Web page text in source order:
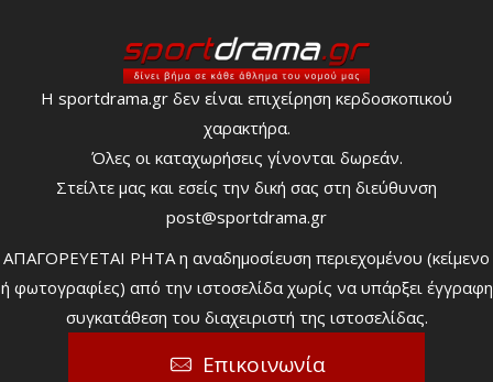
Η sportdrama.gr δεν είναι επιχείρηση κερδοσκοπικού
χαρακτήρα.
Όλες οι καταχωρήσεις γίνονται δωρεάν.
Στείλτε μας και εσείς την δική σας στη διεύθυνση
post@sportdrama.gr
ΑΠΑΓΟΡΕΥΕΤΑΙ ΡΗΤΑ η αναδημοσίευση περιεχομένου (κείμενο
ή φωτογραφίες) από την ιστοσελίδα χωρίς να υπάρξει έγγραφη
συγκατάθεση του διαχειριστή της ιστοσελίδας.
Επικοινωνία